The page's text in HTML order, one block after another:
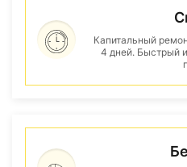
Капитальный
4 дней. Быстрый и